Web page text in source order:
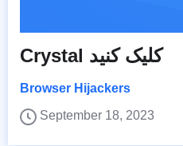
Crystal کلیک کنید
Browser Hijackers
September 18, 2023